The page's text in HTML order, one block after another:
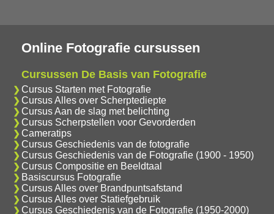
Online Fotografie cursussen
Cursussen De Basis van Fotografie
Cursus Starten met Fotografie
Cursus Alles over Scherptediepte
Cursus Aan de slag met belichting
Cursus Scherpstellen voor Gevorderden
Cameratips
Cursus Geschiedenis van de fotografie
Cursus Geschiedenis van de Fotografie (1900 - 1950)
Cursus Compositie en Beeldtaal
Basiscursus Fotografie
Cursus Alles over Brandpuntsafstand
Cursus Alles over Statiefgebruik
Cursus Geschiedenis van de Fotografie (1950-2000)